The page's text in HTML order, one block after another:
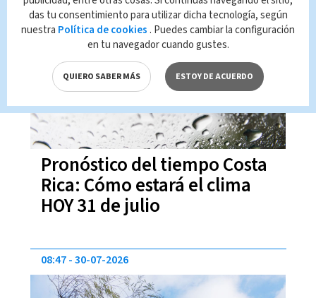
Pronóstico del tiempo Costa
Rica: Cómo estará el clima
HOY 31 de julio
09:14 31-07-2026
08:47 30-07-2026
das tu consentimiento para utilizar dicha tecnología, según
nuestra Política de cookies . Puedes cambiar la configuración
en tu navegador cuando gustes.
QUIERO SABER MÁS ESTOY DE ACUERDO